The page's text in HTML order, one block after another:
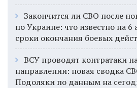
Закончится ли СВО после
по Украине: что известно на 6
сроки окончания боевых
ВСУ проводят контратаки
направлении: новая сводка
Подоляки по данным на